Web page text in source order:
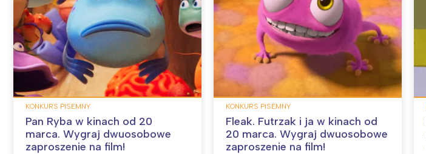
KONKURS PISEMNY
Pan Ryba w kinach od 20
marca. Wygraj dwuosobowe
zaproszenie na film!
KONKURS PISEMNY
Fleak. Futrzak i ja w kinach od
20 marca. Wygraj dwuosobowe
zaproszenie na film!